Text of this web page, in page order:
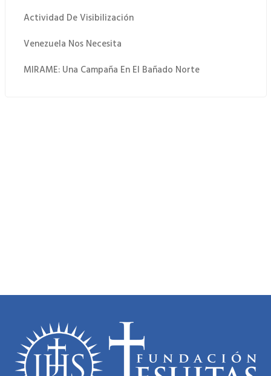
Actividad De Visibilización
Venezuela Nos Necesita
MIRAME: Una Campaña En El Bañado Norte